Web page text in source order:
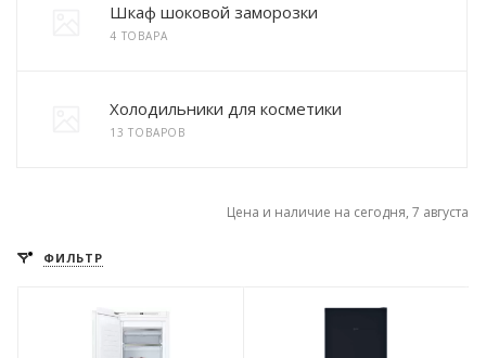
Шкаф шоковой заморозки
4 ТОВАРА
Холодильники для косметики
13 ТОВАРОВ
Цена и наличие на сегодня, 7 августа
ФИЛЬТР